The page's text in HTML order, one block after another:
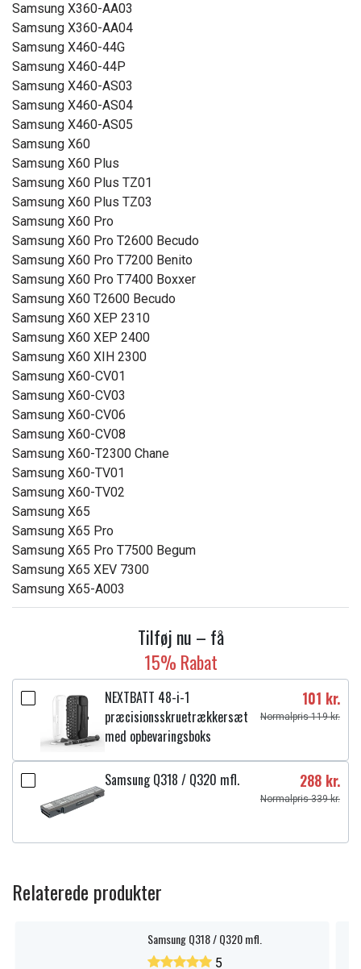
Samsung X360-AA03
Samsung X360-AA04
Samsung X460-44G
Samsung X460-44P
Samsung X460-AS03
Samsung X460-AS04
Samsung X460-AS05
Samsung X60
Samsung X60 Plus
Samsung X60 Plus TZ01
Samsung X60 Plus TZ03
Samsung X60 Pro
Samsung X60 Pro T2600 Becudo
Samsung X60 Pro T7200 Benito
Samsung X60 Pro T7400 Boxxer
Samsung X60 T2600 Becudo
Samsung X60 XEP 2310
Samsung X60 XEP 2400
Samsung X60 XIH 2300
Samsung X60-CV01
Samsung X60-CV03
Samsung X60-CV06
Samsung X60-CV08
Samsung X60-T2300 Chane
Samsung X60-TV01
Samsung X60-TV02
Samsung X65
Samsung X65 Pro
Samsung X65 Pro T7500 Begum
Samsung X65 XEV 7300
Samsung X65-A003
Tilføj nu – få
15% Rabat
NEXTBATT 48-i-1
præcisionsskruetrækkersæt
med opbevaringsboks
101 kr.
Normalpris 119 kr.
Samsung Q318 / Q320 mfl. 288 kr.
Normalpris 339 kr.
Relaterede produkter
Samsung Q318 / Q320 mfl.
5